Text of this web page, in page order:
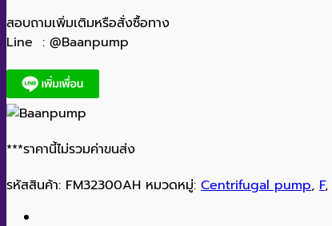
สอบถามเพิ่มเติมหรือสั่งซื้อทาง
Line : @Baanpump
***ราคานี้ไม่รวมค่าขนส่ง
รหัสสินค้า: FM32300AH หมวดหมู่: Centrifugal pump, F,